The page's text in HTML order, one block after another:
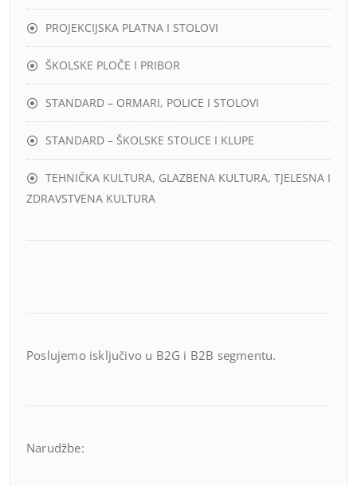
PROJEKCIJSKA PLATNA I STOLOVI
ŠKOLSKE PLOČE I PRIBOR
STANDARD – ORMARI, POLICE I STOLOVI
STANDARD – ŠKOLSKE STOLICE I KLUPE
TEHNIČKA KULTURA, GLAZBENA KULTURA, TJELESNA I
ZDRAVSTVENA KULTURA
Poslujemo isključivo u B2G i B2B segmentu.
Narudžbe: